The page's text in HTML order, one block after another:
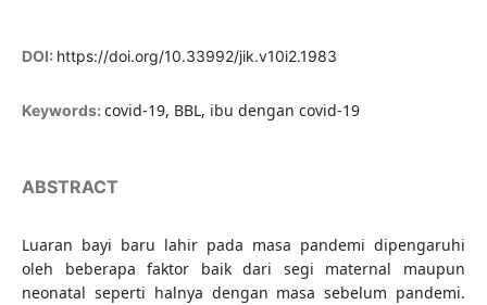
DOI: https://doi.org/10.33992/jik.v10i2.1983
Keywords: covid-19, BBL, ibu dengan covid-19
ABSTRACT
Luaran bayi baru lahir pada masa pandemi dipengaruhi
oleh beberapa faktor baik dari segi maternal maupun
neonatal seperti halnya dengan masa sebelum pandemi.